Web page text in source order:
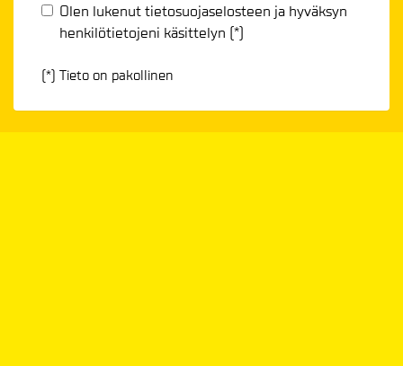
Olen lukenuttietosuojaselosteen ja hyväksyn
henkilötietojeni käsittelyn (*)
(*) Tieto on pakollinen